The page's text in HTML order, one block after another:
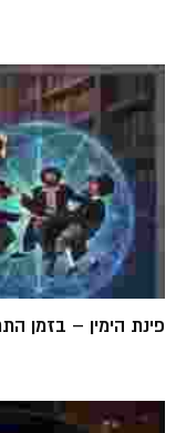
פינת הימין – בזמן